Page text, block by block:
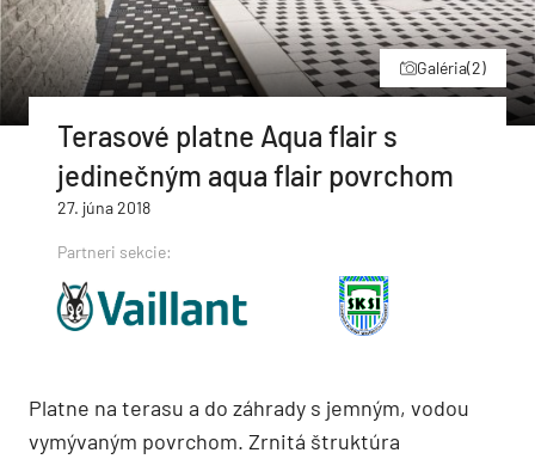
Galéria(2)
Terasové platne Aqua flair s
jedinečným aqua flair povrchom
27. júna 2018
Partneri sekcie:
Platne na terasu a do záhrady s jemným, vodou
vymývaným povrchom. Zrnitá štruktúra